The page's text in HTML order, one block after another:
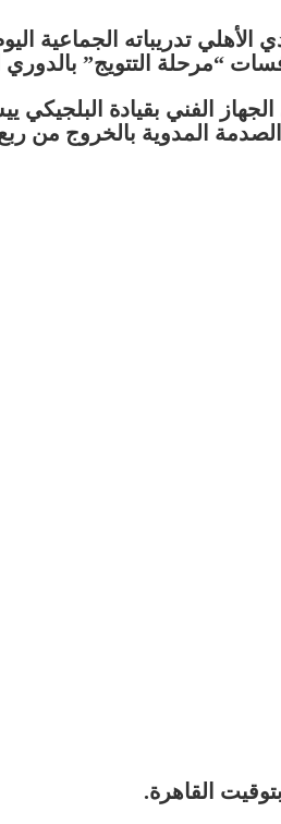
الأهلي تدريباته الجماعية
“مرحلة التتويج”
الفني بقيادة البلجيكي
الصدمة المدوية بالخروج من
القاهرة.